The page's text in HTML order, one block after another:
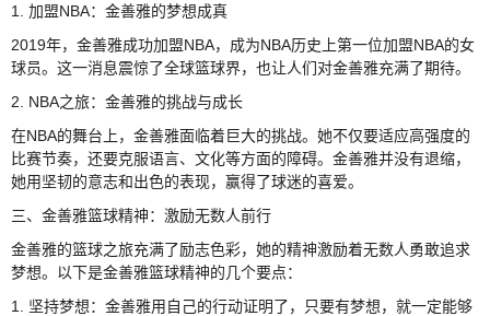
1. 加盟NBA：金善雅的梦想成真
2019年，金善雅成功加盟NBA，成为NBA历史上第一位加盟NBA的女
球员。这一消息震惊了全球篮球界，也让人们对金善雅充满了期待。
2. NBA之旅：金善雅的挑战与成长
在NBA的舞台上，金善雅面临着巨大的挑战。她不仅要适应高强度的
比赛节奏，还要克服语言、文化等方面的障碍。金善雅并没有退缩，
她用坚韧的意志和出色的表现，赢得了球迷的喜爱。
三、金善雅篮球精神：激励无数人前行
金善雅的篮球之旅充满了励志色彩，她的精神激励着无数人勇敢追求
梦想。以下是金善雅篮球精神的几个要点：
1. 坚持梦想：金善雅用自己的行动证明了，只要有梦想，就一定能够